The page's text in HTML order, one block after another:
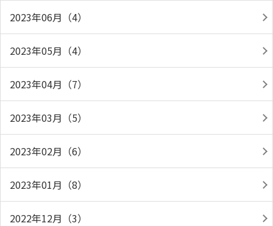
2023年06月（4）
2023年05月（4）
2023年04月（7）
2023年03月（5）
2023年02月（6）
2023年01月（8）
2022年12月（3）